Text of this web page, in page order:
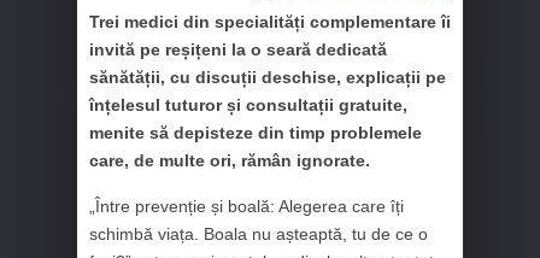
Trei medici din specialități complementare îi
invită pe reșițeni la o seară dedicată
sănătății, cu discuții deschise, explicații pe
înțelesul tuturor și consultații gratuite,
menite să depisteze din timp problemele
care, de multe ori, rămân ignorate.
„Între prevenție și boală: Alegerea care îți
schimbă viața. Boala nu așteaptă, tu de ce o